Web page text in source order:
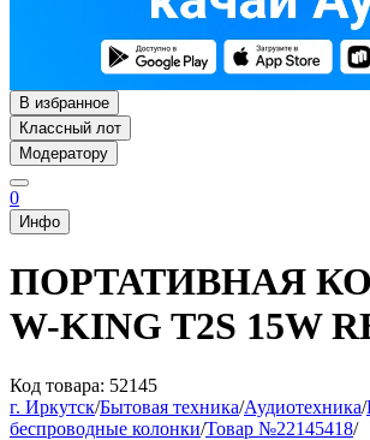
В избранное
Классный лот
Модератору
0
Инфо
ПОРТАТИВНАЯ
W-KING T2S 15W
Код товара: 52145
г. Иркутск/Бытовая техника/Аудиотехника/
беспроводные колонки/Товар №22145418/